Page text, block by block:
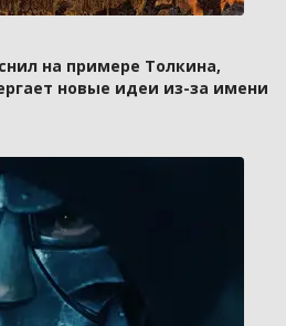
на примере Толкина,
новые идеи из-за имени